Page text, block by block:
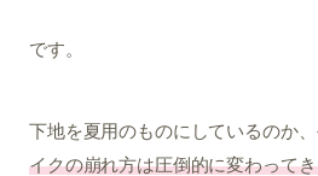
です。
下地を夏用のものにしているのか、
イクの崩れ方は圧倒的に変わって